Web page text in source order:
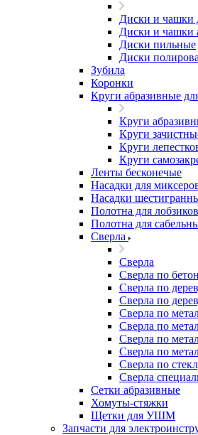
Диски и
Диски и чашки
Диски пильные
Диски
Зубила
Коронки
Круги абразивные
Круги
Круги
Круги
Круги
Ленты бесконечые
Насадки для
Насадки
Полотна для лобзиков
Полотна для
Сверла
Сверла
Сверла по
Сверла по
Сверла по
Сверла по
Сверла по
Сверла по
Сверла по
Сверла по
Сверла
Сетки абразивные
Хомуты-стяжки
Щетки для УШМ
Запчасти для